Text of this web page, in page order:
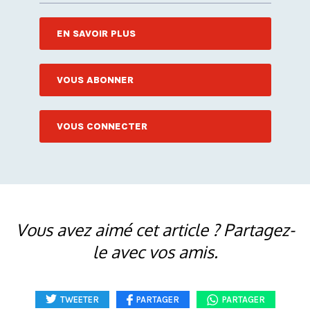
EN SAVOIR PLUS
VOUS ABONNER
VOUS CONNECTER
Vous avez aimé cet article ? Partagez-
le avec vos amis.
TWEETER PARTAGER PARTAGER